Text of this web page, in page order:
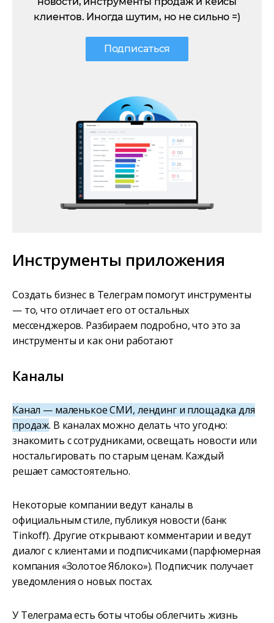
клиентов. Иногда шутим, но не сильно =)
Подписаться
Инструменты приложения
Создать бизнес в Телеграм помогут инструменты
— то, что отличает его от остальных
мессенджеров. Разбираем подробно, что это за
инструменты и как они работают
Каналы
Канал — маленькое СМИ, лендинг и площадка для
продаж. В каналах можно делать что угодно:
знакомить с сотрудниками, освещать новости или
ностальгировать по старым ценам. Каждый
решает самостоятельно.
Некоторые компании ведут каналы в
официальным стиле, публикуя новости (банк
Tinkoff). Другие открывают комментарии и ведут
диалог с клиентами и подписчиками (парфюмерная
компания «Золотое Яблоко»). Подписчик получает
уведомления о новых постах.
У Телеграма есть боты чтобы облегчить жизнь